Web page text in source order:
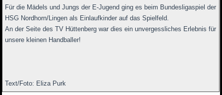
Für die Mädels und Jungs der E-Jugend ging es beim Bundesligaspiel der
HSG Nordhorn/Lingen als Einlaufkinder auf das Spielfeld.
An der Seite des TV Hüttenberg war dies ein unvergessliches Erlebnis für
unsere kleinen Handballer!
Text/Foto: Eliza Purk